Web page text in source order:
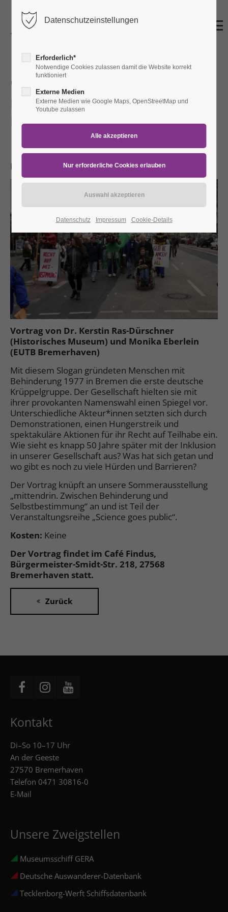
"Jedem Krüppel seinen
Knüppel!": Zur Geschichte der
Behindertenbewegung
Findus (Bürgermeister-Smidt-Str. 218, 27568
Bremerhaven)
Vortrag von Dr. Kerstin Ras-Dürschner
(Historisches Museum) und Monika Eberlein
(EUTB Bremerhaven)
Mit diesem Slogan gründeten Menschen mit
Behinderung 1977 in Bremen die erste deutsche
Krüppelgruppe. Der Gesellschaft hielten sie mit
ihrer provokanten Namenswahl einen Spiegel vor.
Unterschiedliche Akteur*innen setzten sich durch
Demonstrationen, einen Hungerstreik und
spektakuläre Aktionen für ihr Recht auf Teilhabe ein.
Wie sieht es knapp 50 Jahre später mit der Inklusion
in unserer Gesellschaft aus? Was hat sich getan und
wo gibt es noch zu viele Hürden und Barrieren?
Der Vortrag knüpft an unsere Sommerausstellung
„mittendrin. Zwischen Behinderung und
Selbstbestimmung“ an und ist Teil der
Veranstaltungsreihe „Science goes public“.
Kosten: Keine
Der Vortrag findet im Café Findus,
Bürgermeister-Smidt-Str. 218, 27568
Bremerhaven statt.
Zurück
Kontakt
Di–So 10–17 Uhr
An der Geeste
27570 Bremerhaven
Telefon 0471 30816-0
E-Mail
Unsere Zweigstellen
Museumsschiff GERA
Deutsche Auswanderer-Datenbank
Tecklenborg-Werft Schiffsdatenbank
Datenschutzeinstellungen
Erforderlich*
Notwendige Cookies zulassen damit die Website korrekt
funktioniert
Externe Medien
Externe Medien wie Google Maps, OpenStreetMap und
Youtube zulassen
Datenschutz Impressum Cookie-Details